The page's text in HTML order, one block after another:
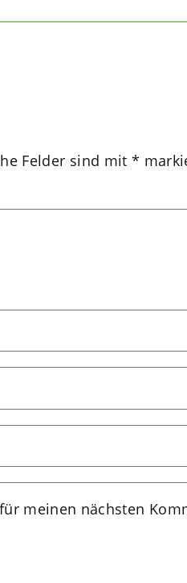
Felder sind mit *
meinen nächsten